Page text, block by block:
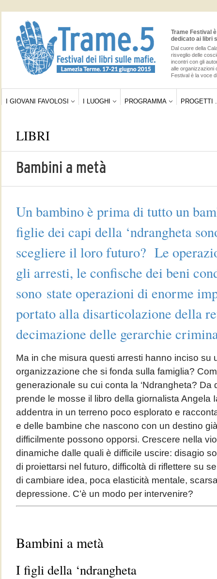
Trame Festival
dedicato ai libri
Dal cuore della
risveglio delle
incontri con gli
alle organizzazioni
Festival è la voce
I GIOVANI FAVOLOSI I LUOGHI PROGRAMMA PROGETTI .
LIBRI
Bambini a metà
Un bambino è prima di tutto un
figlie dei capi della ‘ndrangheta
scegliere il loro futuro? Le
gli arresti, le confische dei beni
sono state operazioni di enorme
portato alla disarticolazione della
decimazione delle gerarchie
Ma in che misura questi arresti hanno inciso su
organizzazione che si fonda sulla famiglia?
generazionale su cui conta la ‘Ndrangheta? Da
prende le mosse il libro della giornalista Angela
addentra in un terreno poco esplorato e
e delle bambine che nascono con un destino
difficilmente possono opporsi. Crescere nella
dinamiche dalle quali è difficile uscire: disagio
di proiettarsi nel futuro, difficoltà di riflettere su
di cambiare idea, poca elasticità mentale,
depressione. C’è un modo per intervenire?
Bambini a metà
I figli della ‘ndrangheta